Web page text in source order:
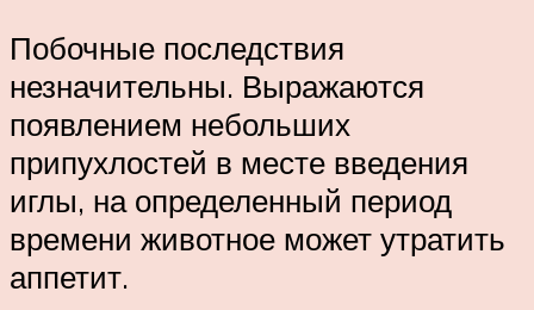
Побочные последствия
незначительны. Выражаются
появлением небольших
припухлостей в месте введения
иглы, на определенный период
времени животное может утратить
аппетит.